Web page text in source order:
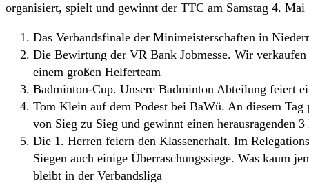
organisiert, spielt und gewinnt der TTC am Samstag 4. Mai
Das Verbandsfinale der Minimeisterschaften in
Die Bewirtung der VR Bank Jobmesse. Wir
einem großen Helferteam
Badminton-Cup. Unsere Badminton Abteilung feiert
Tom Klein auf dem Podest bei BaWü. An diesem
von Sieg zu Sieg und gewinnt einen herausragenden 3
Die 1. Herren feiern den Klassenerhalt. Im
Siegen auch einige Überraschungssiege. Was kaum
bleibt in der Verbandsliga